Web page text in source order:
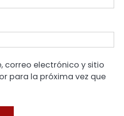
correo electrónico y sitio
para la próxima vez que